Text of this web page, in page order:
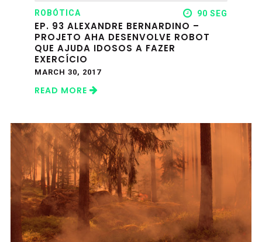
ROBÓTICA 90 SEG
EP. 93 ALEXANDRE BERNARDINO –
PROJETO AHA DESENVOLVE ROBOT
QUE AJUDA IDOSOS A FAZER
EXERCÍCIO
MARCH 30, 2017
READ MORE